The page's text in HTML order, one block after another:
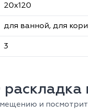
20х120
для ванной, для
3
и